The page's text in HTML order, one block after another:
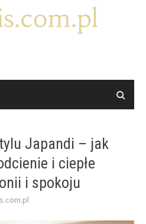
Japandi – jak
i ciepłe
i spokoju